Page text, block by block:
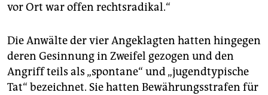
vor Ort war offen rechtsradikal.“
Die Anwälte der vier Angeklagten hatten hingegen
deren Gesinnung in Zweifel gezogen und den
Angriff teils als „spontane“ und „jugendtypische
Tat“ bezeichnet. Sie hatten Bewährungsstrafen für